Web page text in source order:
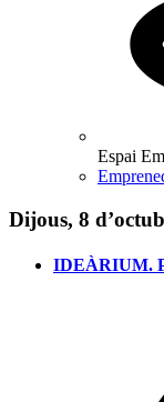
Espai
Dijous, 8
IDEÀRIUM.